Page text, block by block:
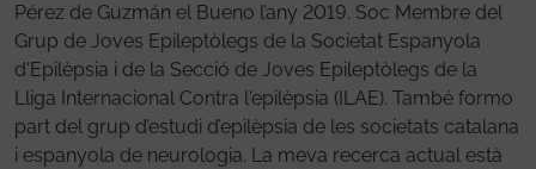
Pérez de Guzmán el Bueno l’any 2019. Soc Membre del
Grup de Joves Epileptòlegs de la Societat Espanyola
d'Epilèpsia i de la Secció de Joves Epileptòlegs de la
Lliga Internacional Contra l'epilèpsia (ILAE). També formo
part del grup d’estudi d’epilèpsia de les societats catalana
i espanyola de neurologia. La meva recerca actual està